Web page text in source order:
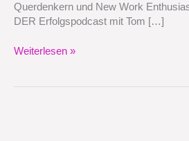
Querdenkern und New Work
DER Erfolgspodcast mit Tom […]
Weiterlesen »